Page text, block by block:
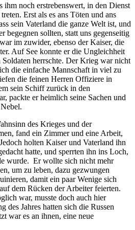
ihm noch erstrebenswert, in den Dienst
Erst als es ans Töten und ans
sein Vaterland die ganze Welt ist, und
begegnen sollten, statt uns gegenseitig
im zuwider, ebenso der Kaiser, die
Auf See konnte er die Ungleichheit
Soldaten herrschte. Der Krieg war nicht
die einfache Mannschaft in viel zu
die feinen Herren Offiziere in
sein Schiff zurück in den
packte er heimlich seine Sachen und
des Krieges und der
fand ein Zimmer und eine Arbeit,
holten Kaiser und Vaterland ihn
hatte, und sperrten ihn ins Loch,
wurde. Er wollte sich nicht mehr
um zu leben, dazu gezwungen
damit ein paar Wenige sich
dem Rücken der Arbeiter feierten.
war, musste doch auch hier
des Jahres hatten sich die Russen
war es an ihnen, eine neue